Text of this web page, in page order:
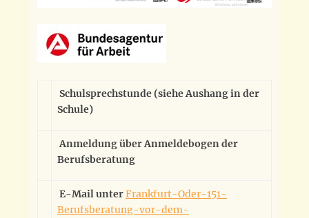
Schulsprechstunde (siehe Aushang in der
Schule)
Anmeldung über Anmeldebogen der
Berufsberatung
E-Mail unterFrankfurt-Oder-151-
Berufsberatung-vor-dem-